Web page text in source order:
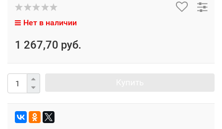
Нет в наличии
1 267,70 руб.